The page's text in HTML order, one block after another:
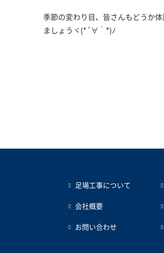
季節の変わり目、皆さんもどうか
ましょうヾ(*´∀｀*)ﾉ
足場工事について
会社概要
お問い合わせ